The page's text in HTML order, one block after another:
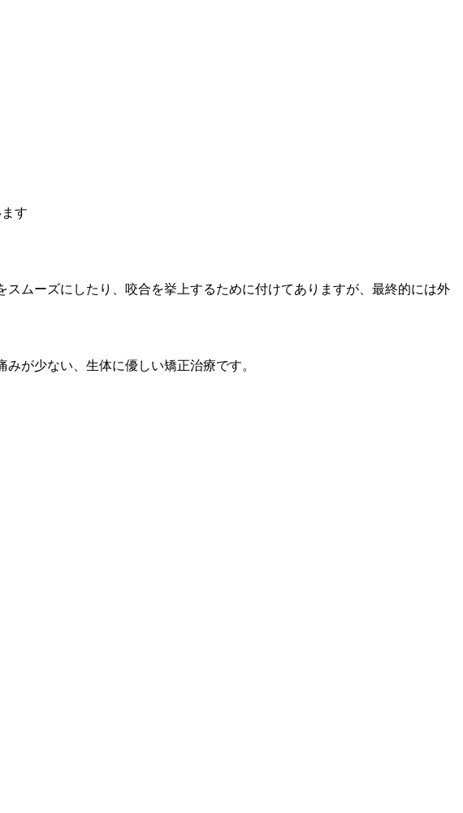
す
ムーズにしたり、咬合を挙上するために付けてありますが、最終的には外
が少ない、生体に優しい矯正治療です。